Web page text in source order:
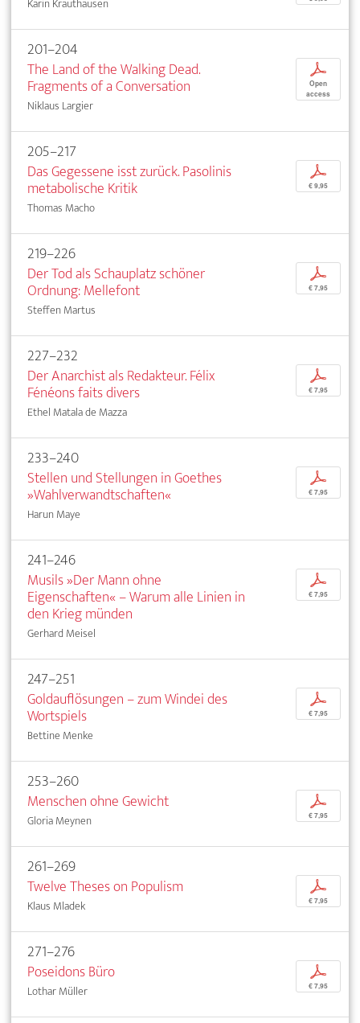
201–204
The Land of the Walking Dead.
Fragments of a Conversation
Niklaus Largier
p
Open
access
205–217
Das Gegessene isst zurück. Pasolinis
metabolische Kritik
Thomas Macho
p
€ 9,95
219–226
Der Tod als Schauplatz schöner
Ordnung: Mellefont
Steffen Martus
p
€ 7,95
227–232
Der Anarchist als Redakteur. Félix
Fénéons faits divers
Ethel Matala de Mazza
p
€ 7,95
233–240
Stellen und Stellungen in Goethes
»Wahlverwandtschaften«
Harun Maye
p
€ 7,95
241–246
Musils »Der Mann ohne
Eigenschaften« – Warum alle Linien in
den Krieg münden
Gerhard Meisel
p
€ 7,95
247–251
Goldauflösungen – zum Windei des
Wortspiels
Bettine Menke
p
€ 7,95
253–260
Menschen ohne Gewicht
Gloria Meynen
p
€ 7,95
261–269
Twelve Theses on Populism
Klaus Mladek
p
€ 7,95
271–276
Poseidons Büro
Lothar Müller
p
€ 7,95